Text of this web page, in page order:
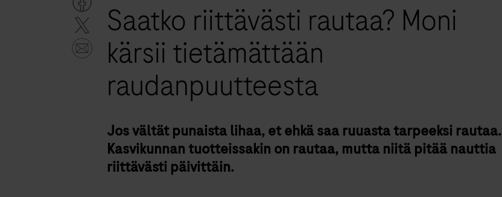
Saatko riittävästi rautaa? Moni
kärsii tietämättään
raudanpuutteesta
Jos vältät punaista lihaa, et ehkä saa ruuasta tarpeeksi rautaa.
Kasvikunnan tuotteissakin on rautaa, mutta niitä pitää nauttia
riittävästi päivittäin.